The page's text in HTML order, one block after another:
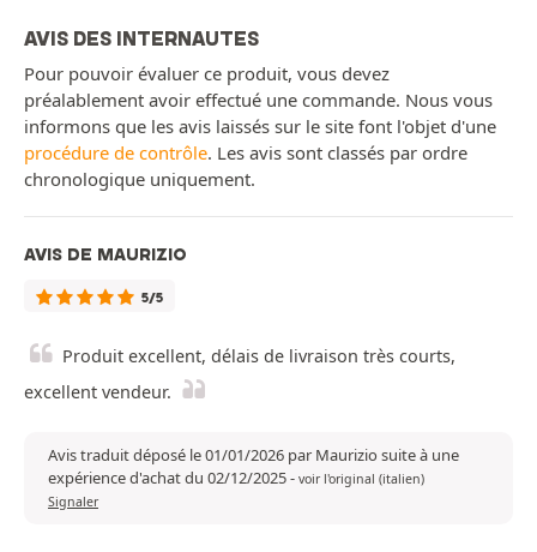
AVIS DES INTERNAUTES
Pour pouvoir évaluer ce produit, vous devez
préalablement avoir effectué une commande. Nous vous
informons que les avis laissés sur le site font l'objet d'une
procédure de contrôle. Les avis sont classés par ordre
chronologique uniquement.
AVIS DE MAURIZIO
5/5
Produit excellent, délais de livraison très courts,
excellent vendeur.
Avis traduit déposé le 01/01/2026 par Maurizio suite à une
expérience d'achat du 02/12/2025- voir l'original (italien)
Signaler